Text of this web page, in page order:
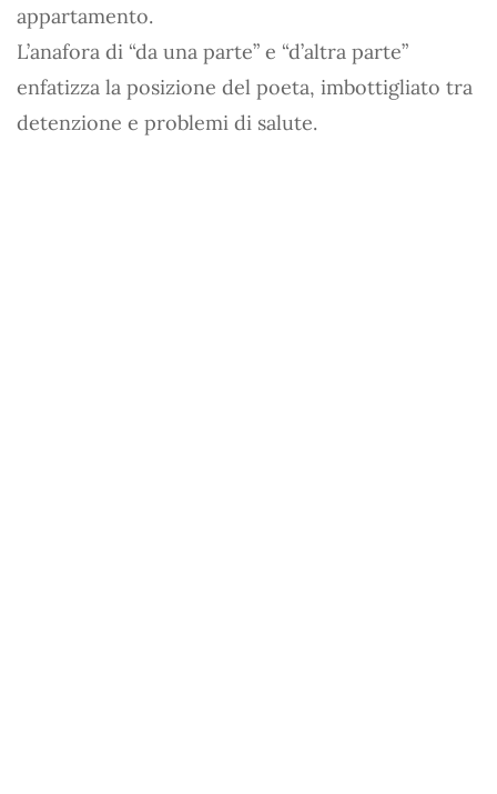
appartamento.
L’anafora di “da una parte” e “d’altra parte”
enfatizza la posizione del poeta, imbottigliato tra
detenzione e problemi di salute.